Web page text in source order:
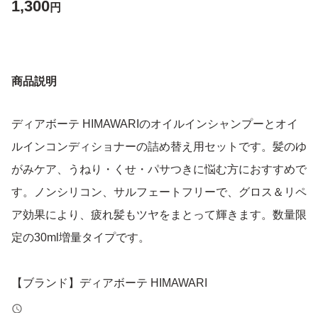
1,300円
商品説明
ディアボーテ HIMAWARIのオイルインシャンプーとオイ
ルインコンディショナーの詰め替え用セットです。髪のゆ
がみケア、うねり・くせ・パサつきに悩む方におすすめで
す。ノンシリコン、サルフェートフリーで、グロス＆リペ
ア効果により、疲れ髪もツヤをまとって輝きます。数量限
定の30ml増量タイプです。
【ブランド】ディアボーテ HIMAWARI
【商品名】オイルインシャンプー＆オイルインコンディシ